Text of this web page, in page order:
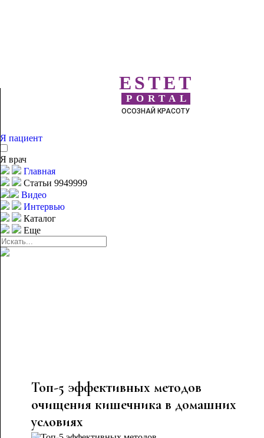
ESTET
PORTAL
ОСОЗНАЙ КРАСОТУ
Я пациент
Я врач
Главная
Статьи 9949999
Видео
Интервью
Каталог
Еще
Топ-5 эффективных методов
очищения кишечника в домашних
условиях